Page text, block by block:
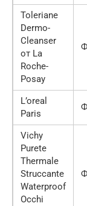
Toleriane
Dermo-
Cleanser
от La
Roche-
Posay
L’oreal
Paris
Vichy
Purete
Thermale
Struccante
Waterproof
Occhi